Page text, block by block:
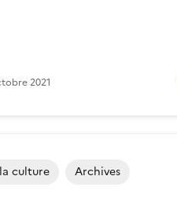
2021
culture Archives